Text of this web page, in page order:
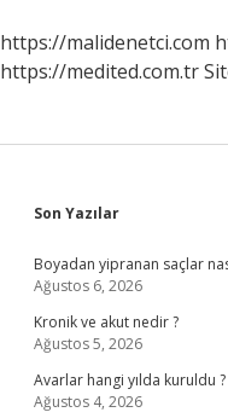
https://malidenetci.com
https://medited.com.tr
Sidebar
Son Yazılar
Boyadan yipranan saçlar
Ağustos 6, 2026
Kronik ve akut nedir ?
Ağustos 5, 2026
Avarlar hangi yılda kuruldu ?
Ağustos 4, 2026